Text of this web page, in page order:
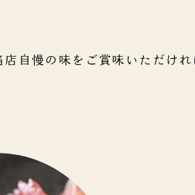
店自慢の味をご賞味いただけれ